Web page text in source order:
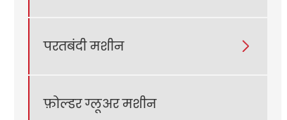
परतबंदी मशीन 
फ़ोल्डर ग्लूअर मशीन